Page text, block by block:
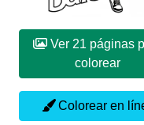
Ver 21 páginas para
colorear
Colorear en